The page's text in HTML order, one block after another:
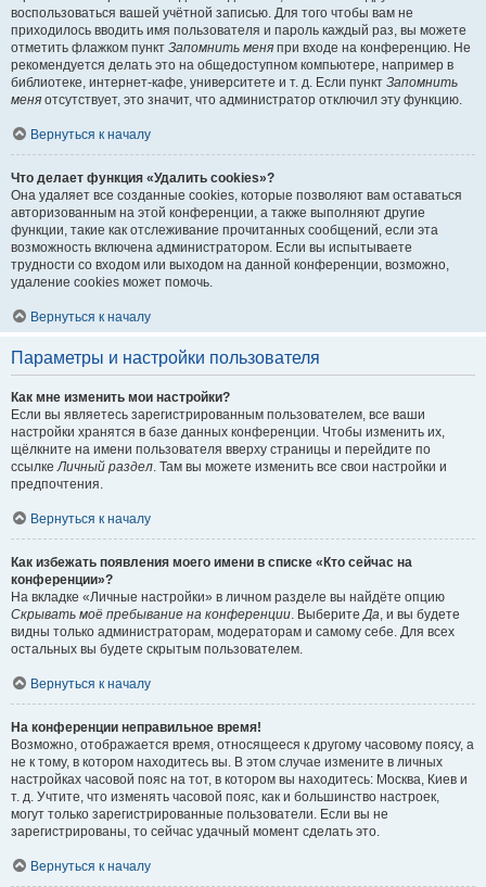
воспользоваться вашей учётной записью. Для того чтобы вам не
приходилось вводить имя пользователя и пароль каждый раз, вы можете
отметить флажком пункт Запомнить меня при входе на конференцию. Не
рекомендуется делать это на общедоступном компьютере, например в
библиотеке, интернет-кафе, университете и т. д. Если пункт Запомнить
меня отсутствует, это значит, что администратор отключил эту функцию.
Вернуться к началу
Что делает функция «Удалить cookies»?
Она удаляет все созданные cookies, которые позволяют вам оставаться
авторизованным на этой конференции, а также выполняют другие
функции, такие как отслеживание прочитанных сообщений, если эта
возможность включена администратором. Если вы испытываете
трудности со входом или выходом на данной конференции, возможно,
удаление cookies может помочь.
Вернуться к началу
Параметры и настройки пользователя
Как мне изменить мои настройки?
Если вы являетесь зарегистрированным пользователем, все ваши
настройки хранятся в базе данных конференции. Чтобы изменить их,
щёлкните на имени пользователя вверху страницы и перейдите по
ссылкеЛичный раздел. Там вы можете изменить все свои настройки и
предпочтения.
Вернуться к началу
Как избежать появления моего имени в списке «Кто сейчас на
конференции»?
На вкладке «Личные настройки» в личном разделе вы найдёте опцию
Скрывать моё пребывание на конференции. ВыберитеДа, и вы будете
видны только администраторам, модераторам и самому себе. Для всех
остальных вы будете скрытым пользователем.
Вернуться к началу
На конференции неправильное время!
Возможно, отображается время, относящееся к другому часовому поясу, а
не к тому, в котором находитесь вы. В этом случае измените в личных
настройках часовой пояс на тот, в котором вы находитесь: Москва, Киев и
т. д. Учтите, что изменять часовой пояс, как и большинство настроек,
могут только зарегистрированные пользователи. Если вы не
зарегистрированы, то сейчас удачный момент сделать это.
Вернуться к началу